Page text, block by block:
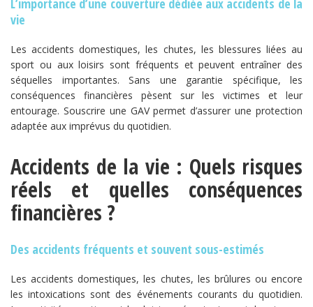
L’importance d’une couverture dédiée aux accidents de la
vie
Les accidents domestiques, les chutes, les blessures liées au
sport ou aux loisirs sont fréquents et peuvent entraîner des
séquelles importantes. Sans une garantie spécifique, les
conséquences financières pèsent sur les victimes et leur
entourage. Souscrire une GAV permet d’assurer une protection
adaptée aux imprévus du quotidien.
Accidents de la vie : Quels risques
réels et quelles conséquences
financières ?
Des accidents fréquents et souvent sous-estimés
Les accidents domestiques, les chutes, les brûlures ou encore
les intoxications sont des événements courants du quotidien.